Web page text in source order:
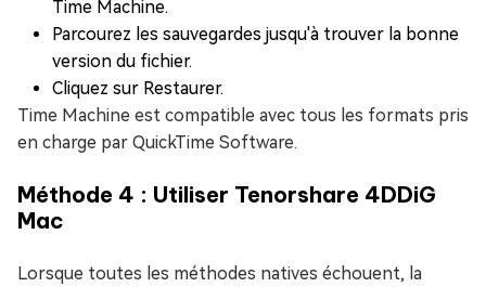
Time Machine.
Parcourez les sauvegardes jusqu'à trouver la bonne
version du fichier.
Cliquez sur Restaurer.
Time Machine est compatible avec tous les formats pris
en charge par QuickTime Software.
Méthode 4 : Utiliser Tenorshare 4DDiG
Mac
Lorsque toutes les méthodes natives échouent, la